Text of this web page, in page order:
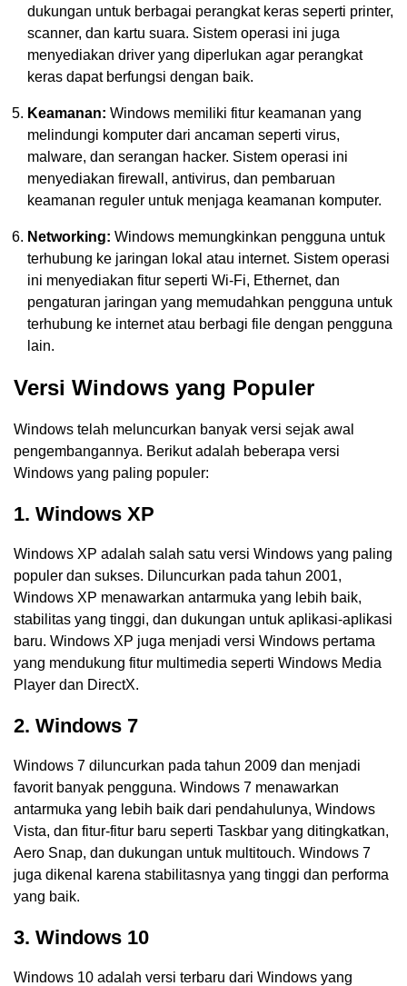
dukungan untuk berbagai perangkat keras seperti printer,
scanner, dan kartu suara. Sistem operasi ini juga
menyediakan driver yang diperlukan agar perangkat
keras dapat berfungsi dengan baik.
Keamanan: Windows memiliki fitur keamanan yang
melindungi komputer dari ancaman seperti virus,
malware, dan serangan hacker. Sistem operasi ini
menyediakan firewall, antivirus, dan pembaruan
keamanan reguler untuk menjaga keamanan komputer.
Networking: Windows memungkinkan pengguna untuk
terhubung ke jaringan lokal atau internet. Sistem operasi
ini menyediakan fitur seperti Wi-Fi, Ethernet, dan
pengaturan jaringan yang memudahkan pengguna untuk
terhubung ke internet atau berbagi file dengan pengguna
lain.
Versi Windows yang Populer
Windows telah meluncurkan banyak versi sejak awal
pengembangannya. Berikut adalah beberapa versi
Windows yang paling populer:
1. Windows XP
Windows XP adalah salah satu versi Windows yang paling
populer dan sukses. Diluncurkan pada tahun 2001,
Windows XP menawarkan antarmuka yang lebih baik,
stabilitas yang tinggi, dan dukungan untuk aplikasi-aplikasi
baru. Windows XP juga menjadi versi Windows pertama
yang mendukung fitur multimedia seperti Windows Media
Player dan DirectX.
2. Windows 7
Windows 7 diluncurkan pada tahun 2009 dan menjadi
favorit banyak pengguna. Windows 7 menawarkan
antarmuka yang lebih baik dari pendahulunya, Windows
Vista, dan fitur-fitur baru seperti Taskbar yang ditingkatkan,
Aero Snap, dan dukungan untuk multitouch. Windows 7
juga dikenal karena stabilitasnya yang tinggi dan performa
yang baik.
3. Windows 10
Windows 10 adalah versi terbaru dari Windows yang